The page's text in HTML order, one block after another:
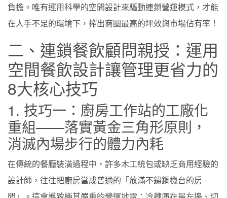
負擔。唯有運用科學的空間設計來驅動連鎖營運模式，才能
在人手不足的環境下，搾出商圈最高的坪效與市場佔有率！
二、連鎖餐飲顧問親授：運用
空間餐飲設計讓管理更省力的
8大核心技巧
1. 技巧一：廚房工作站的工廠化
重組——落實黃金三角形原則，
消滅內場步行的體力內耗
在傳統的餐廳裝潢過程中，許多木工統包或缺乏商用經驗的
設計師，往往把廚房當成普通的「放滿不鏽鋼機台的房